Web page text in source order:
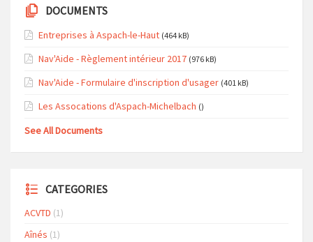
DOCUMENTS
Entreprises à Aspach-le-Haut (464 kB)
Nav'Aide - Règlement intérieur 2017 (976 kB)
Nav'Aide - Formulaire d'inscription d'usager (401 kB)
Les Assocations d'Aspach-Michelbach ()
See All Documents
CATEGORIES
ACVTD (1)
Aînés (1)